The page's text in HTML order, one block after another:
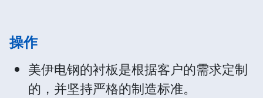
操作
美伊电钢的衬板是根据客户的需求定制
的，并坚持严格的制造标准。